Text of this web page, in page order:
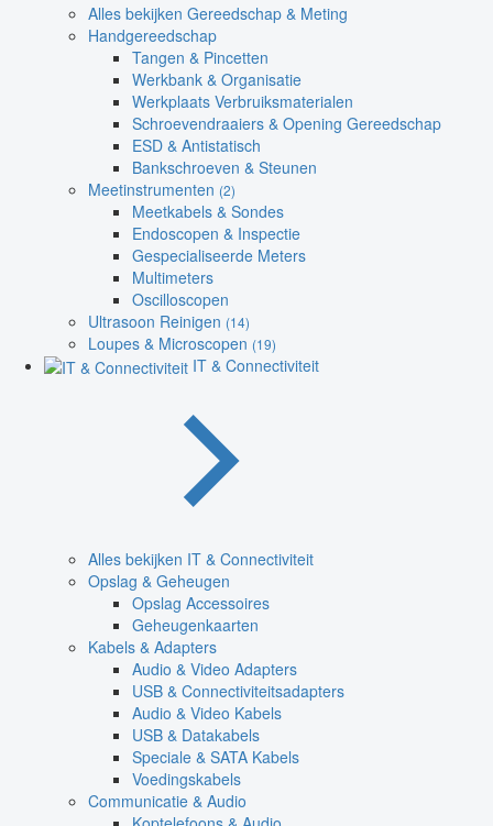
Alles bekijken Gereedschap & Meting
Handgereedschap
Tangen & Pincetten
Werkbank & Organisatie
Werkplaats Verbruiksmaterialen
Schroevendraaiers & Opening Gereedschap
ESD & Antistatisch
Bankschroeven & Steunen
Meetinstrumenten (2)
Meetkabels & Sondes
Endoscopen & Inspectie
Gespecialiseerde Meters
Multimeters
Oscilloscopen
Ultrasoon Reinigen (14)
Loupes & Microscopen (19)
IT & Connectiviteit
Alles bekijken IT & Connectiviteit
Opslag & Geheugen
Opslag Accessoires
Geheugenkaarten
Kabels & Adapters
Audio & Video Adapters
USB & Connectiviteitsadapters
Audio & Video Kabels
USB & Datakabels
Speciale & SATA Kabels
Voedingskabels
Communicatie & Audio